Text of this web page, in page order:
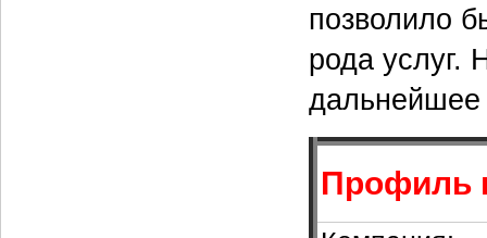
позволило
рода услуг.
дальнейшее
Профиль